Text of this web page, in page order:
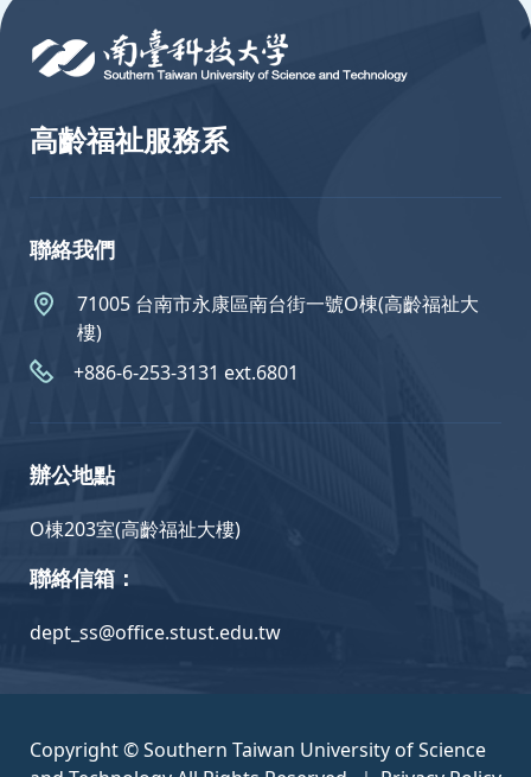
高齡福祉服務系
聯絡我們
71005 台南市永康區南台街一號O棟(高齡福祉大
樓)
+886-6-253-3131 ext.6801
辦公地點
O棟203室(高齡福祉大樓)
聯絡信箱：
dept_ss@office.stust.edu.tw
Copyright © Southern Taiwan University of Science